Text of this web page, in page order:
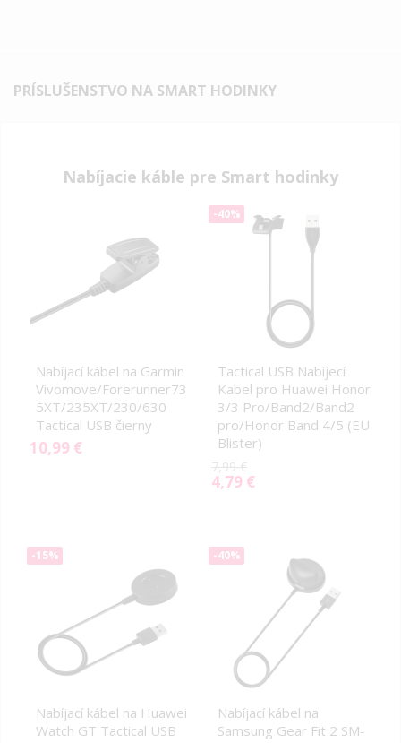
PRÍSLUŠENSTVO NA SMART HODINKY
Nabíjacie káble pre Smart hodinky
Nabíjací kábel na Garmin
Vivomove/Forerunner73
5XT/235XT/230/630
Tactical USB čierny
10,99 €
-40%
Tactical USB Nabíjecí
Kabel pro Huawei Honor
3/3 Pro/Band2/Band2
pro/Honor Band 4/5 (EU
Blister)
7,99 €
Special
4,79 €
-15%
Nabíjací kábel na Huawei
Watch GT Tactical USB
-40%
Nabíjací kábel na
Samsung Gear Fit 2 SM-